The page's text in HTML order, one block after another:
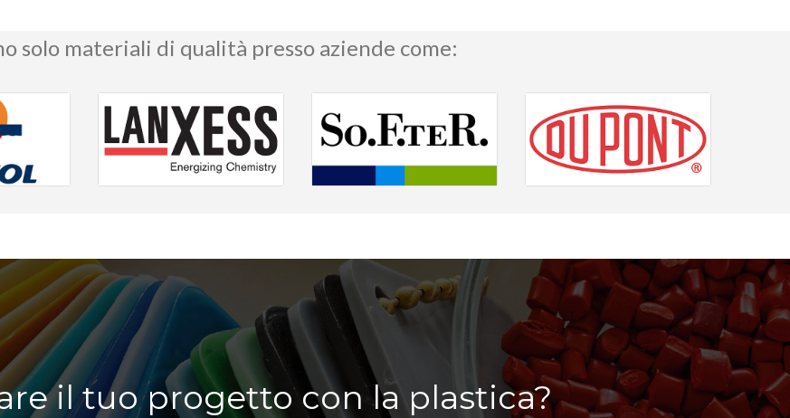
solo materiali di qualità presso aziende come:
il tuo progetto con la plastica?